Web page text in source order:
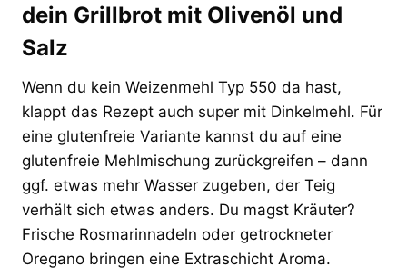
dein Grillbrot mit Olivenöl und
Salz
Wenn du kein Weizenmehl Typ 550 da hast,
klappt das Rezept auch super mit Dinkelmehl. Für
eine glutenfreie Variante kannst du auf eine
glutenfreie Mehlmischung zurückgreifen – dann
ggf. etwas mehr Wasser zugeben, der Teig
verhält sich etwas anders. Du magst Kräuter?
Frische Rosmarinnadeln oder getrockneter
Oregano bringen eine Extraschicht Aroma.